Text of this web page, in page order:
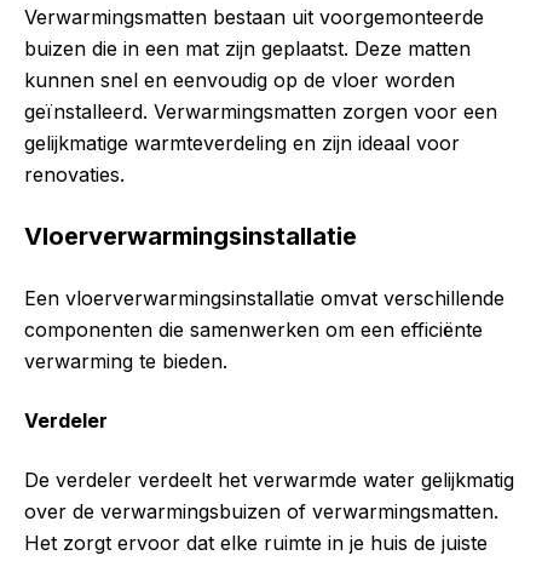
Verwarmingsmatten bestaan uit voorgemonteerde
buizen die in een mat zijn geplaatst. Deze matten
kunnen snel en eenvoudig op de vloer worden
geïnstalleerd. Verwarmingsmatten zorgen voor een
gelijkmatige warmteverdeling en zijn ideaal voor
renovaties.
Vloerverwarmingsinstallatie
Een vloerverwarmingsinstallatie omvat verschillende
componenten die samenwerken om een efficiënte
verwarming te bieden.
Verdeler
De verdeler verdeelt het verwarmde water gelijkmatig
over de verwarmingsbuizen of verwarmingsmatten.
Het zorgt ervoor dat elke ruimte in je huis de juiste